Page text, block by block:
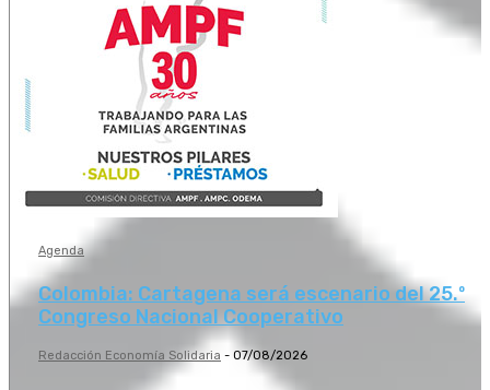
Agenda
Colombia: Cartagena será escenario del 25.º
Congreso Nacional Cooperativo
Redacción Economía Solidaria - 07/08/2026